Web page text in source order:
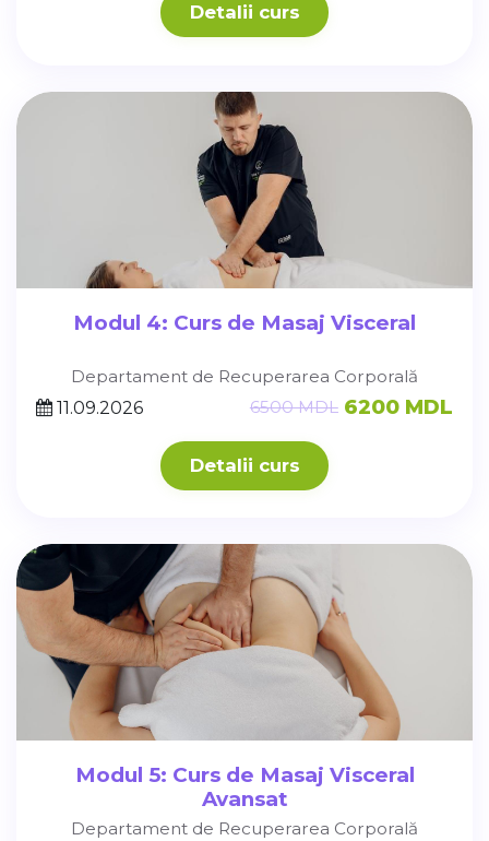
Detalii curs
Modul 4: Curs de Masaj Visceral
Departament de Recuperarea Corporală
11.09.2026
6500 MDL 6200 MDL
Detalii curs
Modul 5: Curs de Masaj Visceral
Avansat
Departament de Recuperarea Corporală